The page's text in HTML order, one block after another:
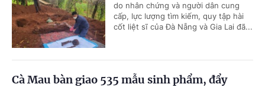
do nhân chứng và người dân cung
cấp, lực lượng tìm kiếm, quy tập hài
cốt liệt sĩ của Đà Nẵng và Gia Lai đã...
Cà Mau bàn giao 535 mẫu sinh phẩm, đẩy